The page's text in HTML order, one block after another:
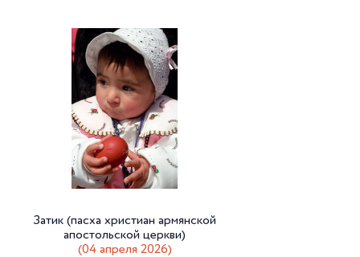
Затик (пасха христиан армянской
апостольской церкви)
(04 апреля 2026)